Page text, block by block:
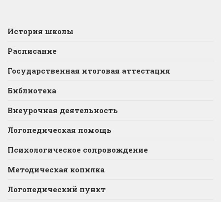
История школы
Расписание
Государственная итоговая аттестация
Библиотека
Внеурочная деятельность
Логопедическая помощь
Психологическое сопровождение
Методическая копилка
Логопедический пункт